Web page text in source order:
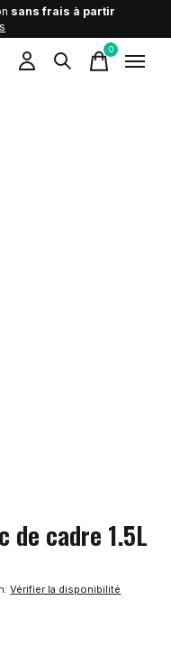
sans frais à partir
0items
de cadre 1.5L
:Vérifier la disponibilité